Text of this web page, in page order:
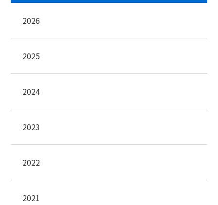
2026
2025
2024
2023
2022
2021